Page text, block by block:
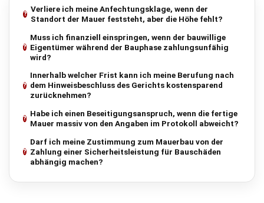
Verliere ich meine Anfechtungsklage, wenn der
Standort der Mauer feststeht, aber die Höhe fehlt?
Muss ich finanziell einspringen, wenn der bauwillige
Eigentümer während der Bauphase zahlungsunfähig
wird?
Innerhalb welcher Frist kann ich meine Berufung nach
dem Hinweisbeschluss des Gerichts kostensparend
zurücknehmen?
Habe ich einen Beseitigungsanspruch, wenn die fertige
Mauer massiv von den Angaben im Protokoll abweicht?
Darf ich meine Zustimmung zum Mauerbau von der
Zahlung einer Sicherheitsleistung für Bauschäden
abhängig machen?